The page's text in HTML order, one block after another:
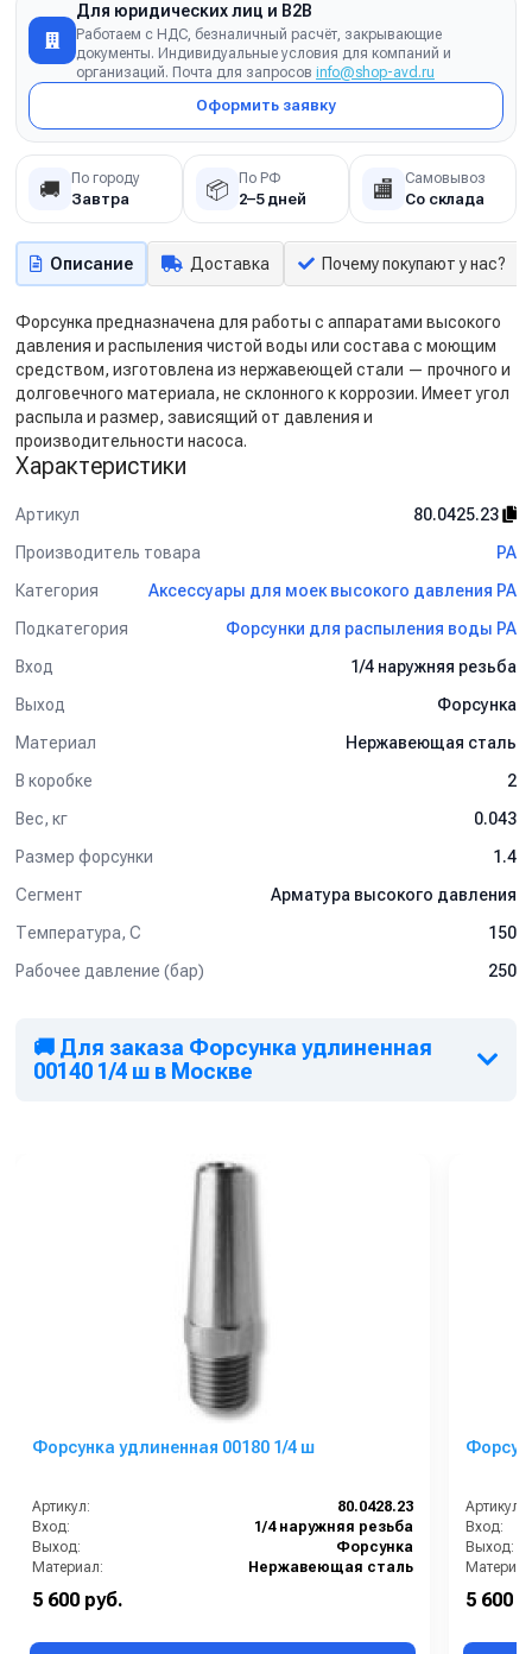
Для юридических лиц и B2B
Работаем с НДС, безналичный расчёт, закрывающие
документы. Индивидуальные условия для компаний и
организаций. Почта для запросов info@shop-avd.ru
Оформить заявку
🚚 По городу
Завтра 📦 По РФ
2–5 дней 🏬 Самовывоз
Со склада
Описание Доставка Почему покупают у нас?
Форсунка предназначена для работы с аппаратами высокого
давления и распыления чистой воды или состава с моющим
средством, изготовлена из нержавеющей стали — прочного и
долговечного материала, не склонного к коррозии. Имеет угол
распыла и размер, зависящий от давления и
производительности насоса.
Характеристики
Артикул
80.0425.23
Производитель товара
PA
Категория
Аксессуары для моек высокого давления PA
Подкатегория
Форсунки для распыления воды PA
Вход
1/4 наружняя резьба
Выход
Форсунка
Материал
Нержавеющая сталь
В коробке
2
Вес, кг
0.043
Размер форсунки
1.4
Сегмент
Арматура высокого давления
Температура, C
150
Рабочее давление (бар)
250
🚚 Для заказа Форсунка удлиненная
00140 1/4 ш в Москве
Форсунка удлиненная 00180 1/4 ш
Артикул:
80.0428.23
Вход:
1/4 наружняя резьба
Выход:
Форсунка
Материал:
Нержавеющая сталь
Вес, кг:
5 600 руб.
Артикул:
Вход:
Выход:
Вес, кг:
5 600